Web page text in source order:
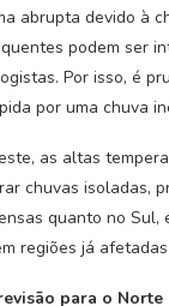
abrupta devido à
podem ser
Por isso, é
por uma chuva
as altas
chuvas isoladas,
quanto no Sul,
regiões já
para o Norte